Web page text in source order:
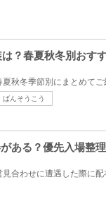
は？春夏秋冬別おす
秋冬季節別にまとめて
ばんそうこう
ある？優先入場整
合わせに遭遇した際に